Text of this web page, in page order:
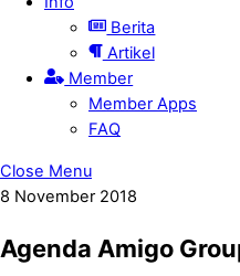
Berita
Artikel
Member
Member Apps
FAQ
Close Menu
8 November 2018
Agenda Amigo